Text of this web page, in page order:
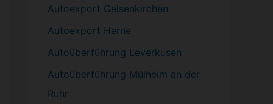
Autoexport Gelsenkirchen
Autoexport Herne
Autoüberführung Leverkusen
Autoüberführung Mülheim an der
Ruhr